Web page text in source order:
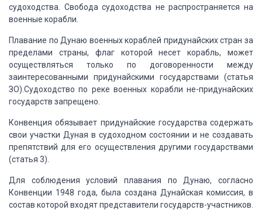
судоходства.
Свобода судоходства не распространяется на
военные корабли.
Плавание по Дунаю военных кораблей придунайских стран за
пределами страны, флаг которой несет корабль, может
осуществляться только по договоренности между
заинтересованными придунайскими государствами (статья
ЗО).Судоходство по реке военных корабли не-придунайских
государств запрещено.
Конвенция обязывает придунайские государства содержать
свои участки Дуная в судоходном состоянии и не создавать
препятствий для его осуществления другими государствами
(статья 3).
Для соблюдения условий плавания по Дунаю, согласно
Конвенции 1948 года, была создана Дунайская комиссия, в
состав которой входят представители государств-участников.